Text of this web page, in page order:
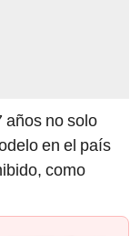
años no solo
en el país
como